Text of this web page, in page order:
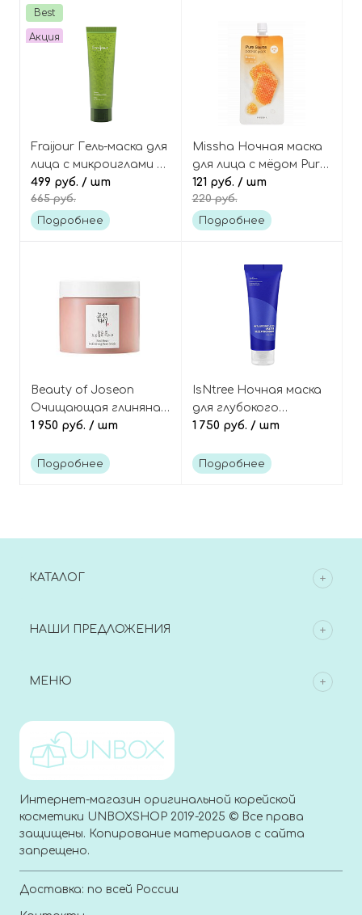
Best
Акция
Fraijour Гель-маска для
лица с микроиглами и
травами, Heartleaf
Pore Melting Gel Mask
499 руб. / шт
665 руб.
Подробнее
Missha Ночная маска
для лица с мёдом Pure
source pocket pack
honey
121 руб. / шт
220 руб.
Подробнее
Beauty of Joseon
Очищающая глиняная
маска-скраб с красной
Red Bean Refreshing
1 950 руб. / шт
Подробнее
IsNtree Ночная маска
для глубокого
увлажнения кожи с
Hyaluronic Acid Water
1 750 руб. / шт
Подробнее
КАТАЛОГ
НАШИ ПРЕДЛОЖЕНИЯ
МЕНЮ
Интернет-магазин оригинальной корейской
косметики UNBOXSHOP 2019-2025 © Все права
защищены. Копирование материалов с сайта
запрещено.
Доставка: по всей России